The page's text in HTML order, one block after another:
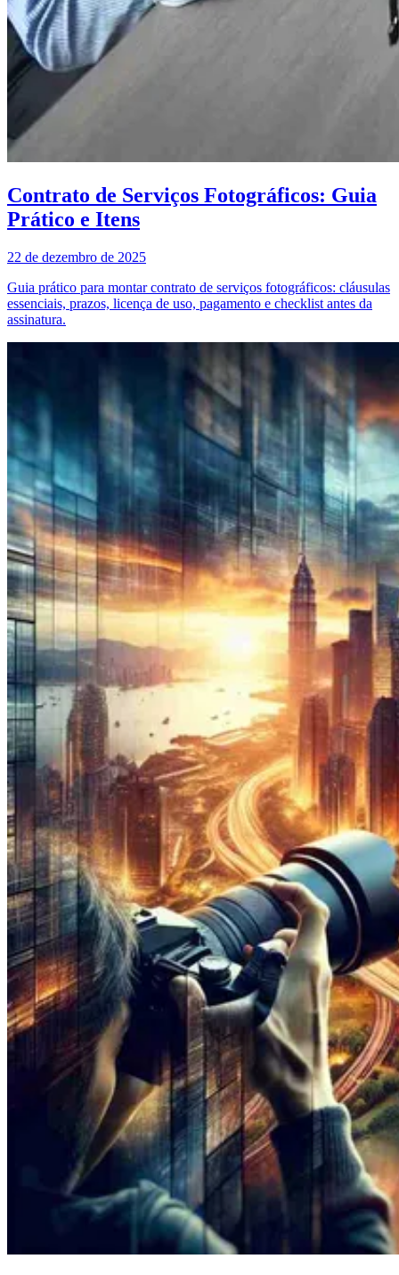
Contrato de Serviços Fotográficos: Guia
Prático e Itens
22 de dezembro de 2025
Guia prático para montar contrato de serviços fotográficos: cláusulas
essenciais, prazos, licença de uso, pagamento e checklist antes da
assinatura.